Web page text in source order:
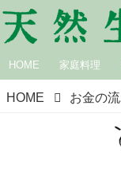
HOME 家庭料理
HOME